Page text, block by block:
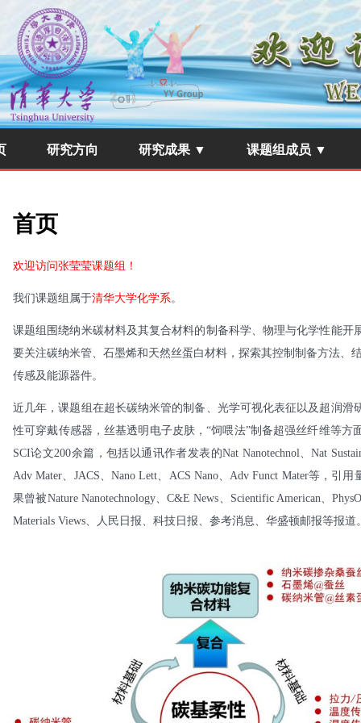
研究方向 研究成果 ▼ 课题组成员 ▼
首页
欢迎访问张莹莹课题组！
我们课题组属于清华大学化学系。
课题组围绕纳米碳材料及其复合材料的制备科学、物理与化学性能
要关注碳纳米管、石墨烯和天然丝蛋白材料，探索其控制制备方法、
传感及能源器件。
近几年，课题组在超长碳纳米管的制备、光学可视化表征以及超润
性可穿戴传感器，丝基透明电子皮肤，“饲喂法”制备超强丝纤维等
SCI论文200余篇，包括以通讯作者发表的Nat Nanotechnol、Nat
Adv Mater、JACS、Nano Lett、ACS Nano、Adv Funct Mater等，引
果曾被Nature Nanotechnology、C&E News、Scientific American、
Materials Views、人民日报、科技日报、参考消息、华盛顿邮报等报道